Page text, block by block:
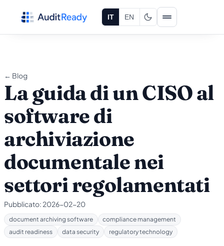
IT EN
← Blog
La guida di un CISO al
software di
archiviazione
documentale nei
settori regolamentati
Pubblicato: 2026-02-20
document archiving software
compliance management
audit readiness
data security regulatory technology